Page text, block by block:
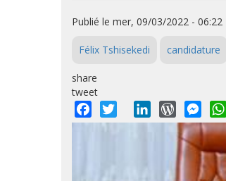
Publié le mer, 09/03/2022 -
Félix Tshisekedi candidature
share
tweet
Facebook
Twitter LinkedInWordPress